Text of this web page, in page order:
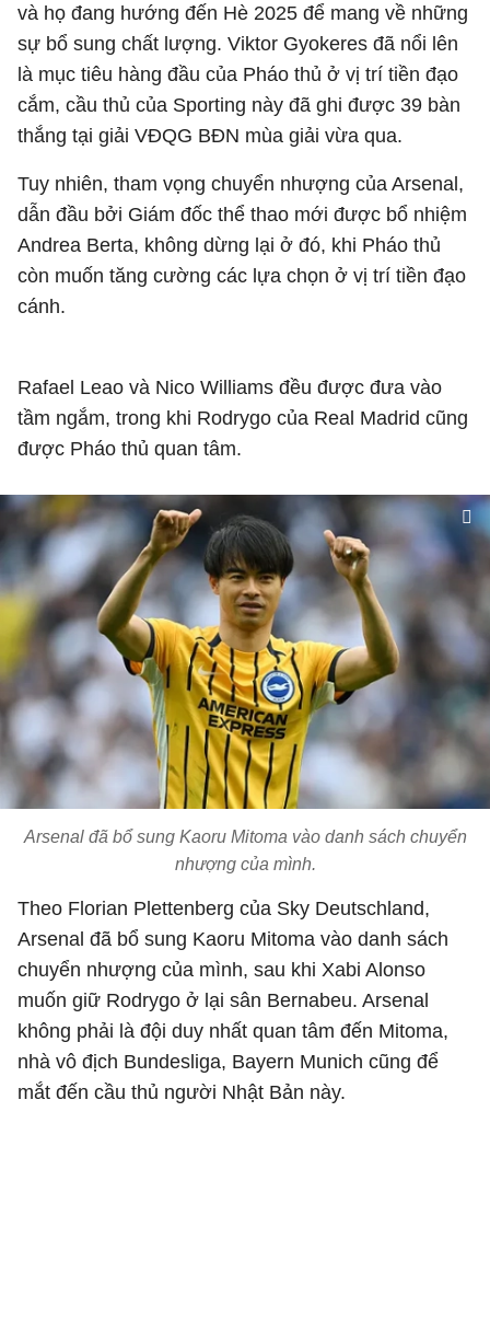
và họ đang hướng đến Hè 2025 để mang về những
sự bổ sung chất lượng. Viktor Gyokeres đã nổi lên
là mục tiêu hàng đầu của Pháo thủ ở vị trí tiền đạo
cắm, cầu thủ của Sporting này đã ghi được 39 bàn
thắng tại giải VĐQG BĐN mùa giải vừa qua.
Tuy nhiên, tham vọng chuyển nhượng của Arsenal,
dẫn đầu bởi Giám đốc thể thao mới được bổ nhiệm
Andrea Berta, không dừng lại ở đó, khi Pháo thủ
còn muốn tăng cường các lựa chọn ở vị trí tiền đạo
cánh.
Rafael Leao và Nico Williams đều được đưa vào
tầm ngắm, trong khi Rodrygo của Real Madrid cũng
được Pháo thủ quan tâm.
Arsenal đã bổ sung Kaoru Mitoma vào danh sách chuyển
nhượng của mình.
Theo Florian Plettenberg của Sky Deutschland,
Arsenal đã bổ sung Kaoru Mitoma vào danh sách
chuyển nhượng của mình, sau khi Xabi Alonso
muốn giữ Rodrygo ở lại sân Bernabeu. Arsenal
không phải là đội duy nhất quan tâm đến Mitoma,
nhà vô địch Bundesliga, Bayern Munich cũng để
mắt đến cầu thủ người Nhật Bản này.